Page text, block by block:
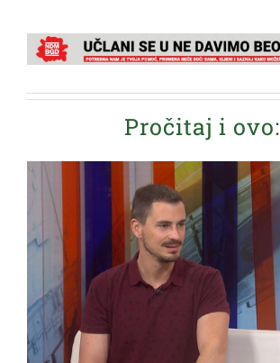
Pročitaj i ovo: